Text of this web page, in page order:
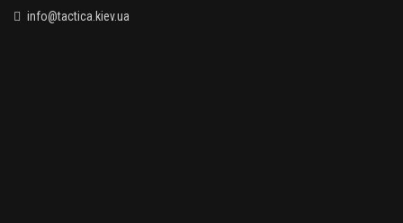
info@tactica.kiev.ua